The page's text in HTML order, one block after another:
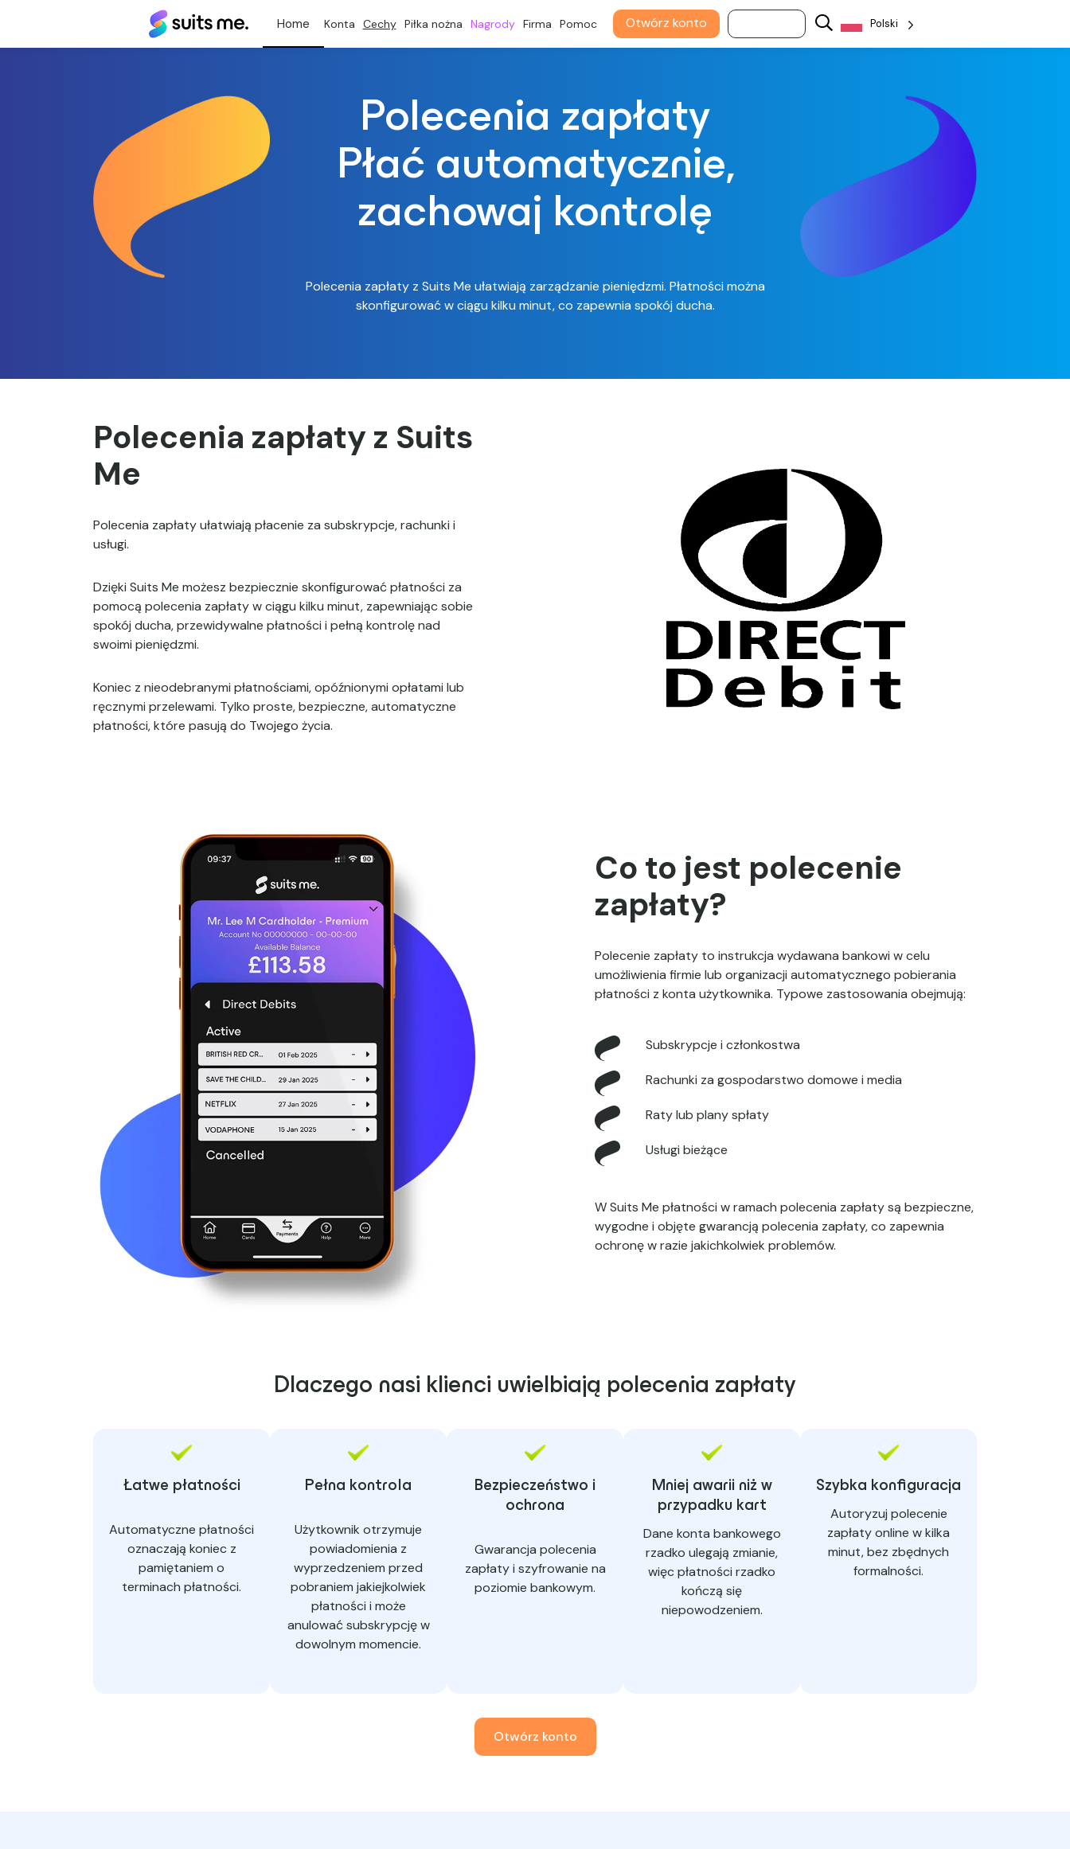
Suits
Me® Konta Cechy Piłka nożna Nagrody Firma Pomoc Otwórz konto Polski
Polecenia zapłaty
Płać automatycznie,
zachowaj kontrolę
Polecenia zapłaty z Suits Me ułatwiają zarządzanie pieniędzmi. Płatności można
skonfigurować w ciągu kilku minut, co zapewnia spokój ducha.
Polecenia zapłaty z Suits
Me
Polecenia zapłaty ułatwiają płacenie za subskrypcje, rachunki i
usługi.
Dzięki Suits Me możesz bezpiecznie skonfigurować płatności za
pomocą polecenia zapłaty w ciągu kilku minut, zapewniając sobie
spokój ducha, przewidywalne płatności i pełną kontrolę nad
swoimi pieniędzmi.
Koniec z nieodebranymi płatnościami, opóźnionymi opłatami lub
ręcznymi przelewami. Tylko proste, bezpieczne, automatyczne
płatności, które pasują do Twojego życia.
Co to jest polecenie
zapłaty?
Polecenie zapłaty to instrukcja wydawana bankowi w celu
umożliwienia firmie lub organizacji automatycznego pobierania
płatności z konta użytkownika. Typowe zastosowania obejmują:
Subskrypcje i członkostwa
Rachunki za gospodarstwo domowe i media
Raty lub plany spłaty
Usługi bieżące
W Suits Me płatności w ramach polecenia zapłaty są bezpieczne,
wygodne i objęte gwarancją polecenia zapłaty, co zapewnia
ochronę w razie jakichkolwiek problemów.
Dlaczego nasi klienci uwielbiają polecenia zapłaty
Łatwe płatności
Automatyczne płatności
oznaczają koniec z
pamiętaniem o
terminach płatności.
Pełna kontrola
Użytkownik otrzymuje
powiadomienia z
wyprzedzeniem przed
pobraniem jakiejkolwiek
płatności i może
anulować subskrypcję w
dowolnym momencie.
Bezpieczeństwo i
ochrona
Gwarancja polecenia
zapłaty i szyfrowanie na
poziomie bankowym.
Mniej awarii niż w
przypadku kart
Dane konta bankowego
rzadko ulegają zmianie,
więc płatności rzadko
kończą się
niepowodzeniem.
Szybka konfiguracja
Autoryzuj polecenie
zapłaty online w kilka
minut, bez zbędnych
formalności.
Otwórz konto